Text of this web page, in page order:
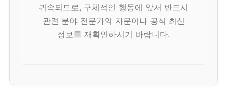
귀속되므로, 구체적인 행동에 앞서 반드시
관련 분야 전문가의 자문이나 공식 최신
정보를 재확인하시기 바랍니다.